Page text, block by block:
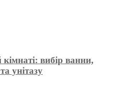
вибір ванни,
унітазу